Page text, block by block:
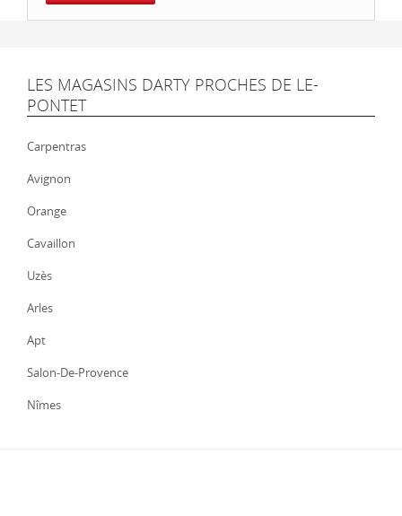
LES MAGASINS DARTY PROCHES DE LE-
PONTET
Carpentras
Avignon
Orange
Cavaillon
Uzès
Arles
Apt
Salon-De-Provence
Nîmes